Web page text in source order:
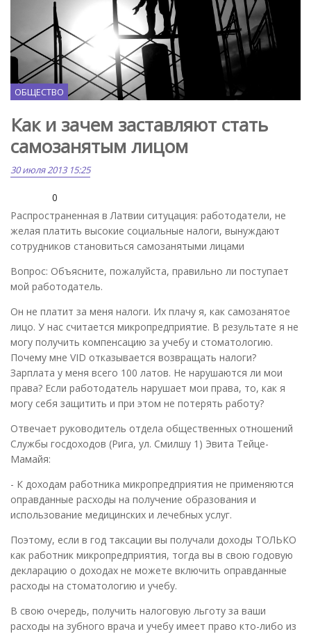
ОБЩЕСТВО
Как и зачем заставляют стать
самозанятым лицом
30 июля 2013 15:25
0
Распространенная в Латвии ситуцация: работодатели, не
желая платить высокие социальные налоги, вынуждают
сотрудников становиться самозанятыми лицами
Вопрос: Объясните, пожалуйста, правильно ли поступает
мой работодатель.
Он не платит за меня налоги. Их плачу я, как самозанятое
лицо. У нас считается микропредприятие. В результате я не
могу получить компенсацию за учебу и стоматологию.
Почему мне VID отказывается возвращать налоги?
Зарплата у меня всего 100 латов. Не нарушаются ли мои
права? Если работодатель нарушает мои права, то, как я
могу себя защитить и при этом не потерять работу?
Отвечает руководитель отдела общественных отношений
Службы госдоходов (Рига, ул. Смилшу 1) Эвита Тейце-
Мамайя:
- К доходам работника микропредприятия не применяются
оправданные расходы на получение образования и
использование медицинских и лечебных услуг.
Поэтому, если в год таксации вы получали доходы ТОЛЬКО
как работник микропредприятия, тогда вы в свою годовую
декларацию о доходах не можете включить оправданные
расходы на стоматологию и учебу.
В свою очередь, получить налоговую льготу за ваши
расходы на зубного врача и учебу имеет право кто-либо из